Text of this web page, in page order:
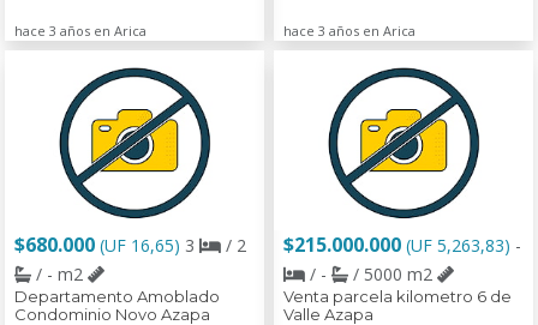
hace 3 años en Arica hace 3 años en Arica
$680.000 (UF 16,65) 3
/ 2
/ - m2
Departamento Amoblado
Condominio Novo Azapa
$215.000.000 (UF 5,263,83) -
/ -
/ 5000 m2
Venta parcela kilometro 6 de
Valle Azapa